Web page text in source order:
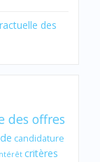
des
des offres
candidature
critères